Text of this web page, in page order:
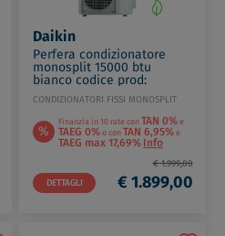
Daikin
Perfera condizionatore
monosplit 15000 btu
bianco codice prod:
FTXM42R+RXM42R9
CONDIZIONATORI FISSI MONOSPLIT
% Finanzia in 10 rate conTAN 0%e
TAEG 0%o conTAN 6,95%e
TAEG max 17,69%Info
DETTAGLI
€ 1.999,00
€ 1.899,00